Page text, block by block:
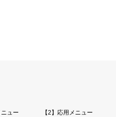
ニュー 【2】応用メニュー